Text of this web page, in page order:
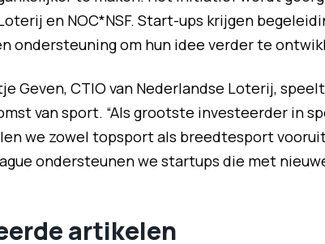
en NOC*NSF. Start-ups krijgen
ondersteuning om hun idee verder te
Geven, CTIO van Nederlandse Loterij,
van sport. “Als grootste investeerder in
we zowel topsport als breedtesport
ondersteunen we startups die met
artikelen